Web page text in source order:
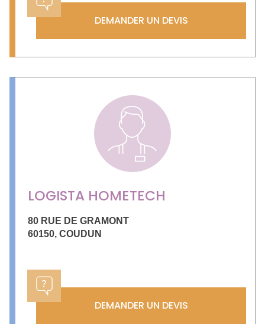
DEMANDER UN DEVIS
LOGISTA HOMETECH
80 RUE DE GRAMONT
60150, COUDUN
DEMANDER UN DEVIS